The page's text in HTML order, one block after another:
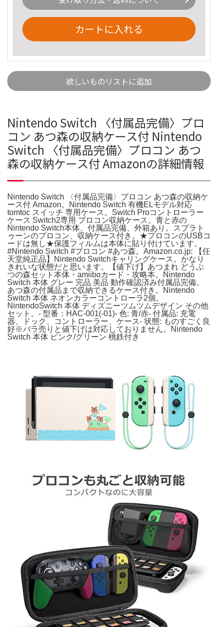
カートに入れる
欲しいものリストに追加
Nintendo Switch 〈付属品完備〉プロ
コン あつ森の収納ケース付 Nintendo
Switch 〈付属品完備〉プロコン あつ
森の収納ケース付 Amazonの詳細情報
Nintendo Switch 〈付属品完備〉プロコン あつ森の収納ケ
ース付 Amazon。Nintendo Switch 有機ELモデル対応
tomtoc スイッチ 専用ケース。Switch Proコントローラー
ケース Switch2専用 プロコン収納ケース。青と赤の
Nintendo Switch本体、付属品完備、外箱あり。スプラト
ゥーンのプロコン、収納ケース付き。★プロコンのUSBコ
ードは無し★保護フィルムは本体に貼り付けています。
#Nintendo Switch #プロコン #あつ森。Amazon.co.jp: 【任
天堂純正品】Nintendo Switchキャリングケース。かなり
きれいな状態だと思います。【値下げ】あつまれ どうぶ
つの森セット本体・amiiboカード・攻略本。Nintendo
Switch 本体 グレー 完品 美品 動作確認済み付属品完備。
あつ森の付属品まで収納できるケース付き。Nintendo
Switch 本体 ネオンカラーコントローラ2個。
NintendoSwitch 本体 ディズニーツムツムデザイン その他
セット。- 型番：HAC-001(-01)- 色: 青/赤- 付属品: 充電
器、ドック、コントローラー、ケース- 状態: ものすごく良
好※バラ売りと値下げは対応しておりません。Nintendo
Switch 本体 ピンク/グリーン 桃鉄付き